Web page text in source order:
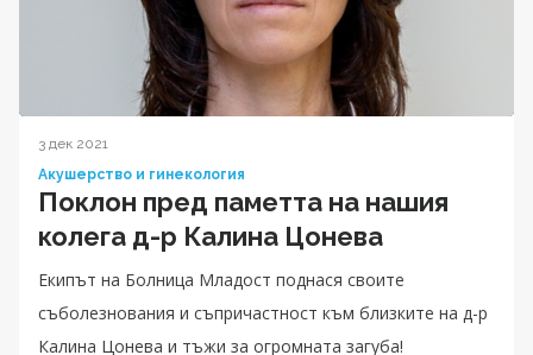
3 дек 2021
Акушерство и гинекология
Поклон пред паметта на нашия
колега д-р Калина Цонева
Екипът на Болница Младост поднася своите
съболезнования и съпричастност към близките на д-р
Калина Цонева и тъжи за огромната загуба!